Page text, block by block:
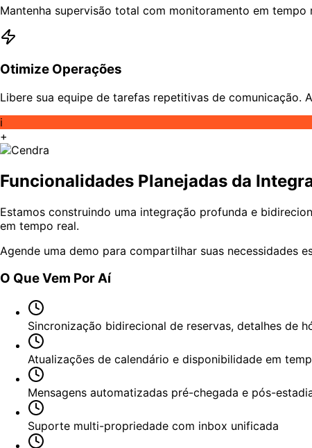
Mantenha supervisão total com monitoramento em
Otimize Operações
Libere sua equipe de tarefas repetitivas de comunicação.
i
+
Funcionalidades Planejadas da
Estamos construindo uma integração profunda e
em tempo real.
Agende uma demo para compartilhar suas necessidades
O Que Vem Por Aí
Sincronização bidirecional de reservas, detalhes de
Atualizações de calendário e disponibilidade em
Mensagens automatizadas pré-chegada e pós-
Suporte multi-propriedade com inbox unificada